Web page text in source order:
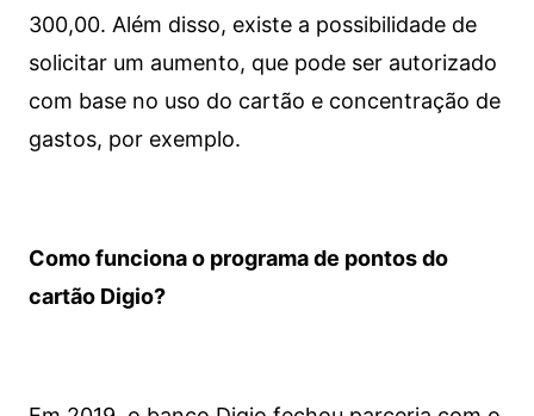
300,00. Além disso, existe a possibilidade de
solicitar um aumento, que pode ser autorizado
com base no uso do cartão e concentração de
gastos, por exemplo.
Como funciona o programa de pontos do
cartão Digio?